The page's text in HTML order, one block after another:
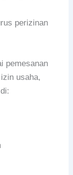
perizinan
pemesanan
usaha,